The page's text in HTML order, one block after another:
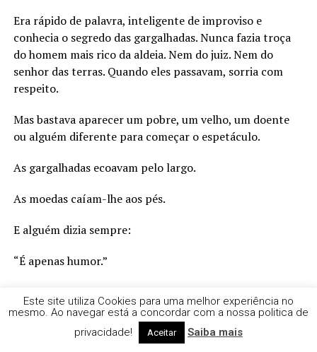
Era rápido de palavra, inteligente de improviso e
conhecia o segredo das gargalhadas. Nunca fazia troça
do homem mais rico da aldeia. Nem do juiz. Nem do
senhor das terras. Quando eles passavam, sorria com
respeito.
Mas bastava aparecer um pobre, um velho, um doente
ou alguém diferente para começar o espetáculo.
As gargalhadas ecoavam pelo largo.
As moedas caíam-lhe aos pés.
E alguém dizia sempre:
“É apenas humor.”
Sentou-se sem dizer palavra. Ouviu o espetáculo do
princípio ao fim. Quando todos se preparavam para
Este site utiliza Cookies para uma melhor experiência no
mesmo. Ao navegar está a concordar com a nossa politica de
privacidade!
Aceitar Saiba mais